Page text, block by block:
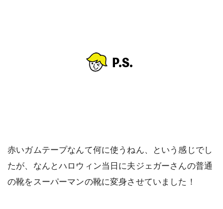
赤いガムテープなんて何に使うねん、という感じでし
たが、なんとハロウィン当日に夫ジェガーさんの普通
の靴をスーパーマンの靴に変身させていました！